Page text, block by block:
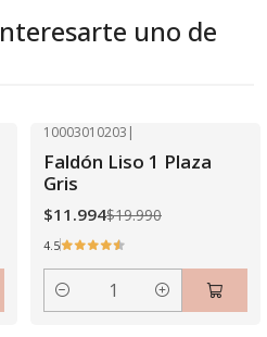
uno de
10003010203 |
Faldón Liso 1 Plaza
Gris
$11.994$19.990
4.5
Cantidad